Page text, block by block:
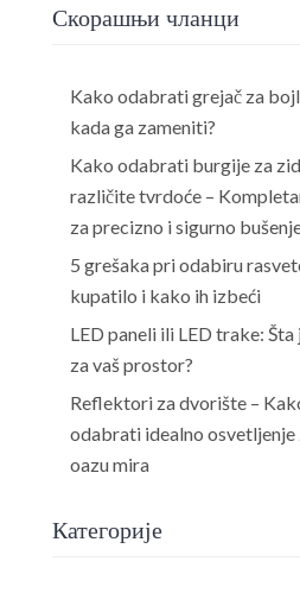
Скорашњи чланци
Kako odabrati grejač za
kada ga zameniti?
Kako odabrati burgije za
različite tvrdoće –
za precizno i sigurno
5 grešaka pri odabiru
kupatilo i kako ih izbeći
LED paneli ili LED trake: Šta
za vaš prostor?
Reflektori za dvorište –
odabrati idealno osvetljenje
oazu mira
Категорије